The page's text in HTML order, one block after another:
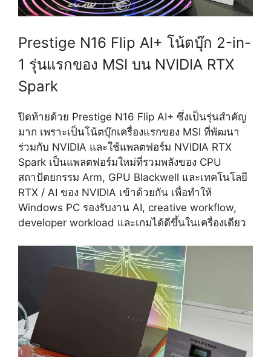
Prestige N16 Flip AI+ โน้ตบุ๊ก 2-in-
1 รุ่นแรกของ MSI บน NVIDIA RTX
Spark
ปิดท้ายด้วย Prestige N16 Flip AI+ ซึ่งเป็นรุ่นสำคัญ
มาก เพราะเป็นโน้ตบุ๊กเครื่องแรกของ MSI ที่พัฒนา
ร่วมกับ NVIDIA และใช้แพลตฟอร์ม NVIDIA RTX
Spark เป็นแพลตฟอร์มใหม่ที่รวมพลังของ CPU
สถาปัตยกรรม Arm, GPU Blackwell และเทคโนโลยี
RTX / AI ของ NVIDIA เข้าด้วยกัน เพื่อทำให้
Windows PC รองรับงาน AI, creative workflow,
developer workload และเกมได้ดีขึ้นในเครื่องเดียว